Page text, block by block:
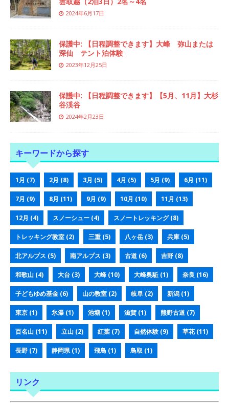
2024年6月17日
保護中: 【日程調整できます】大峰 弥山または
深仙 テント泊体験
2023年12月25日
保護中: 【日程調整できます】【5月、11月】大杉
谷渓谷
2024年2月23日
キーワードから探す
1月 (7) 2月 (8) 3月 (5) 4月 (5) 5月 (9) 6月 (11)
7月 (9) 8月 (11) 9月 (9) 10月 (10) 11月 (13)
12月 (4) スノーシュー (4) スノートレッキング(8)
トレッキング教室 (2) 三重 (5) 八ヶ岳 (3) 兵庫 (5)
北アルプス (5) 南アルプス (3) 古道 (6) 吉野 (8)
和歌山 (4) 大台 (3) 大峰 (10) 大峰奥駈 (1) 奈良 (16)
子どもゆめ基金 (6) 山の教室 (2) 岐阜 (2) 新潟 (1)
東京 (1) 氷瀑 (1) 池塘 (1) 滋賀 (1) 熊野古道 (7)
百名山 (11) 立山 (2) 紅葉 (7) 自然体験 (9) 草花(11)
長野 (7) 静岡県(1) 飛鳥 (1) 鳥取 (1)
リンク